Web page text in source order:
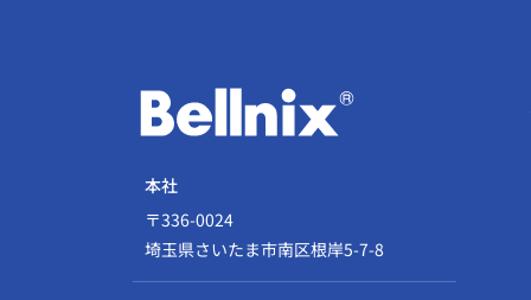
本社
〒336-0024
埼玉県さいたま市南区根岸5-7-8